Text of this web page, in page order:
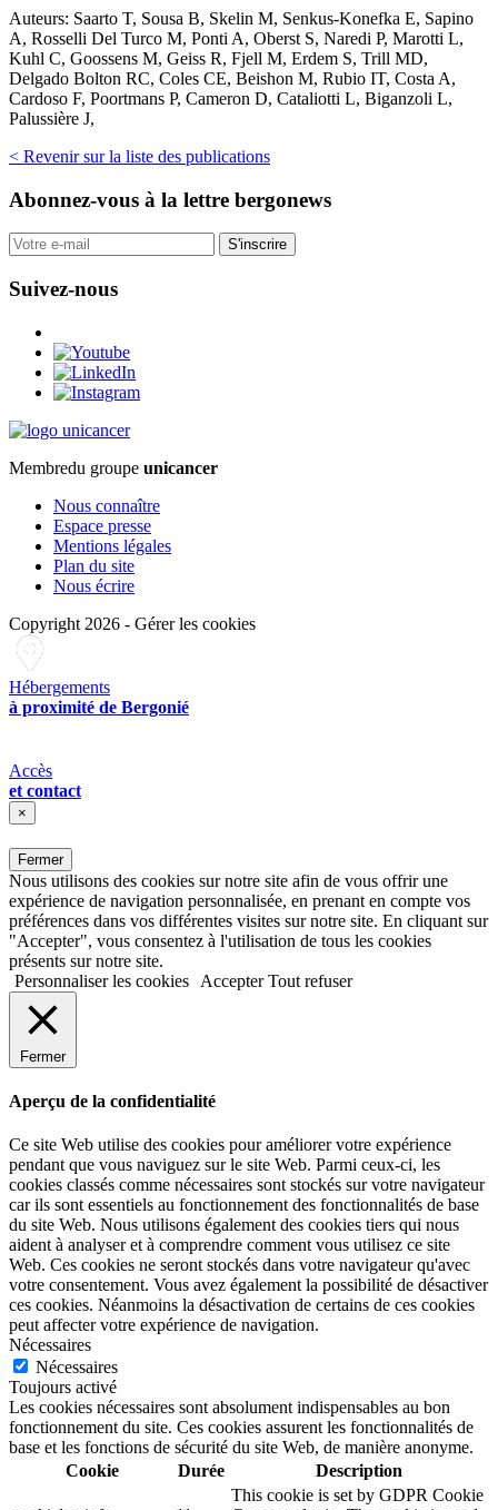
Auteurs: Saarto T, Sousa B, Skelin M, Senkus-Konefka E, Sapino
A, Rosselli Del Turco M, Ponti A, Oberst S, Naredi P, Marotti L,
Kuhl C, Goossens M, Geiss R, Fjell M, Erdem S, Trill MD,
Delgado Bolton RC, Coles CE, Beishon M, Rubio IT, Costa A,
Cardoso F, Poortmans P, Cameron D, Cataliotti L, Biganzoli L,
Palussière J,
< Revenir sur la liste des publications
Abonnez-vous à la lettre bergonews
S'inscrire
Suivez-nous
Membredu groupe unicancer
Nous connaître
Espace presse
Mentions légales
Plan du site
Nous écrire
Copyright 2026 - Gérer les cookies
Hébergements
à proximité de Bergonié
Accès
et contact
×
Fermer
Nous utilisons des cookies sur notre site afin de vous offrir une
expérience de navigation personnalisée, en prenant en compte vos
préférences dans vos différentes visites sur notre site. En cliquant sur
"Accepter", vous consentez à l'utilisation de tous les cookies
présents sur notre site.
Personnaliser les cookies
Accepter Tout refuser
Fermer
Aperçu de la confidentialité
Ce site Web utilise des cookies pour améliorer votre expérience
pendant que vous naviguez sur le site Web. Parmi ceux-ci, les
cookies classés comme nécessaires sont stockés sur votre navigateur
car ils sont essentiels au fonctionnement des fonctionnalités de base
du site Web. Nous utilisons également des cookies tiers qui nous
aident à analyser et à comprendre comment vous utilisez ce site
Web. Ces cookies ne seront stockés dans votre navigateur qu'avec
votre consentement. Vous avez également la possibilité de désactiver
ces cookies. Néanmoins la désactivation de certains de ces cookies
peut affecter votre expérience de navigation.
Nécessaires
Nécessaires
Toujours activé
Les cookies nécessaires sont absolument indispensables au bon
fonctionnement du site. Ces cookies assurent les fonctionnalités de
base et les fonctions de sécurité du site Web, de manière anonyme.
Cookie
Durée Description
This cookie is set by GDPR Cookie